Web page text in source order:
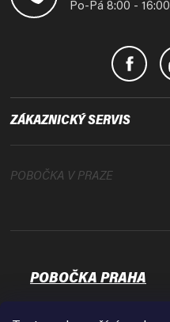
Po-Pá 8:00 - 16:00
ZÁKAZNICKÝ SERVIS
POBOČKA V PRAZE
POBOČKA PRAHA